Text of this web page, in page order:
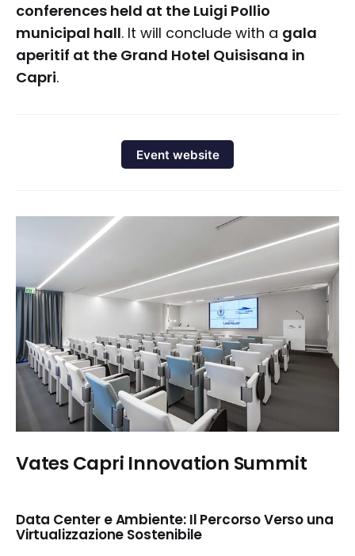
conferences held at the Luigi Pollio
municipal hall. It will conclude with a gala
aperitif at the Grand Hotel Quisisana in
Capri.
Event website
Vates Capri Innovation Summit
Data Center e Ambiente: Il Percorso Verso una
Virtualizzazione Sostenibile